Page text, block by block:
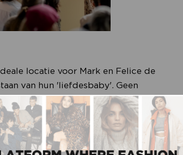
locatie voor Mark en Felice de
van hun 'liefdesbaby'. Geen
fotografie van hun 'modefamilie'.
heel bijzonder. Zondagavond
Dit is hoe ik het voortaan wil,”
maar gaan samenwerken, dan kunnen